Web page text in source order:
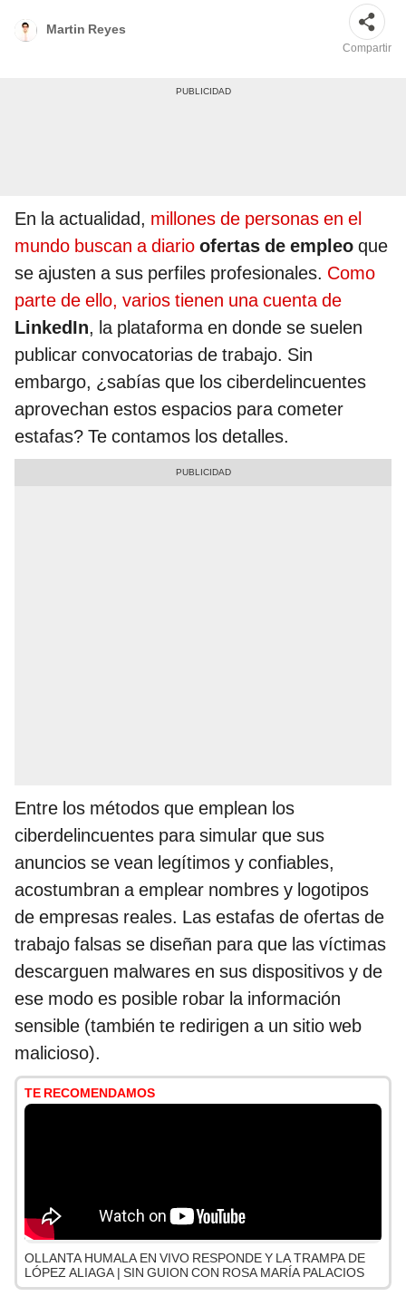
Martin Reyes
Compartir
En la actualidad, millones de personas en el
mundo buscan a diario ofertas de empleo que
se ajusten a sus perfiles profesionales. Como
parte de ello, varios tienen una cuenta de
LinkedIn, la plataforma en donde se suelen
publicar convocatorias de trabajo. Sin
embargo, ¿sabías que los ciberdelincuentes
aprovechan estos espacios para cometer
estafas? Te contamos los detalles.
Entre los métodos que emplean los
ciberdelincuentes para simular que sus
anuncios se vean legítimos y confiables,
acostumbran a emplear nombres y logotipos
de empresas reales. Las estafas de ofertas de
trabajo falsas se diseñan para que las víctimas
descarguen malwares en sus dispositivos y de
ese modo es posible robar la información
sensible (también te redirigen a un sitio web
malicioso).
TE RECOMENDAMOS
OLLANTA HUMALA EN VIVO RESPONDE Y LA TRAMPA DE
LÓPEZ ALIAGA | SIN GUION CON ROSA MARÍA PALACIOS